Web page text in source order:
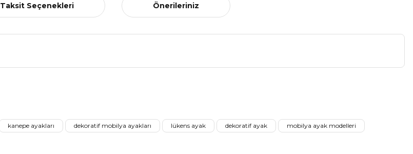
Taksit Seçenekleri Önerileriniz
kanepe ayakları dekoratif mobilya ayakları lükens ayak dekoratif ayak
mobilya ayak modelleri